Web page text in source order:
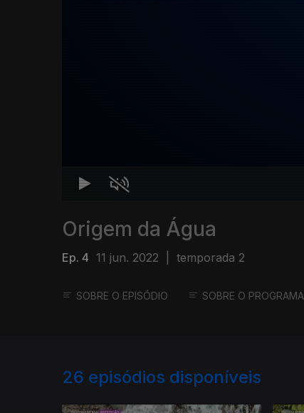
Origem da Água
Ep. 4 11 jun. 2022 temporada 2
SOBRE O EPISÓDIO SOBRE O PROGRAMA
26 episódios disponíveis